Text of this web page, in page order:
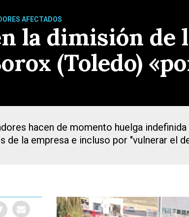
AFECTADOS
la dimisión de
(Toledo)
hacen de momento huelga
de la empresa e incluso por "vulnerar el